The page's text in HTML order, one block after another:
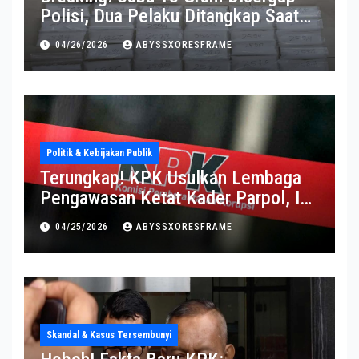
Polisi, Dua Pelaku Ditangkap Saat
Operasi Berlangsung Di Tempat
04/26/2026 ABYSSXORESFRAME
Politik & Kebijakan Publik
Terungkap! KPK Usulkan Lembaga
Pengawasan Ketat Kader Parpol, Ini
Alasannya
04/25/2026 ABYSSXORESFRAME
Skandal & Kasus Tersembunyi